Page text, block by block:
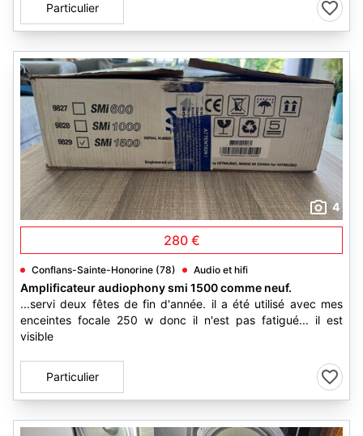
Particulier
4
280 €
Conflans-Sainte-Honorine (78) Audio et hifi
Amplificateur audiophony smi 1500 comme neuf.
...servi deux fêtes de fin d'année. il a été utilisé avec mes
enceintes focale 250 w donc il n'est pas fatigué... il est
visible
Particulier